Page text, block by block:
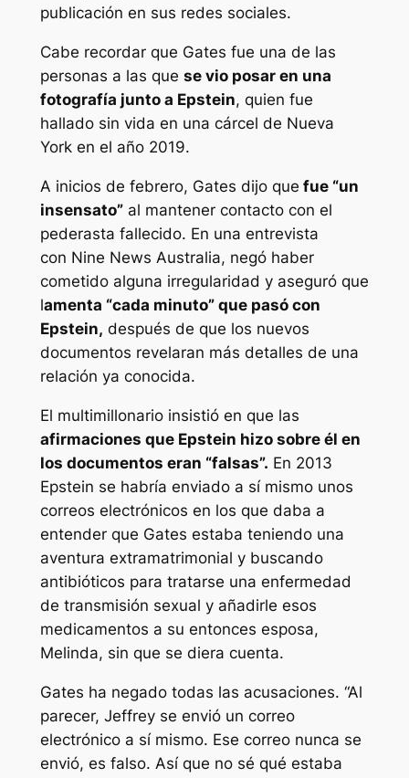
publicación en sus redes sociales.
Cabe recordar que Gates fue una de las
personas a las que se vio posar en una
fotografía junto a Epstein, quien fue
hallado sin vida en una cárcel de Nueva
York en el año 2019.
A inicios de febrero, Gates dijo que fue “un
insensato”al mantener contacto con el
pederasta fallecido. En una entrevista
con Nine News Australia, negó haber
cometido alguna irregularidad y aseguró que
lamenta “cada minuto” que pasó con
Epstein, después de que los nuevos
documentos revelaran más detalles de una
relación ya conocida.
El multimillonario insistió en que las
afirmaciones que Epstein hizo sobre él en
los documentos eran “falsas”. En 2013
Epstein se habría enviado a sí mismo unos
correos electrónicos en los que daba a
entender que Gates estaba teniendo una
aventura extramatrimonial y buscando
antibióticos para tratarse una enfermedad
de transmisión sexual y añadirle esos
medicamentos a su entonces esposa,
Melinda, sin que se diera cuenta.
Gates ha negado todas las acusaciones. “Al
parecer, Jeffrey se envió un correo
electrónico a sí mismo. Ese correo nunca se
envió, es falso. Así que no sé qué estaba